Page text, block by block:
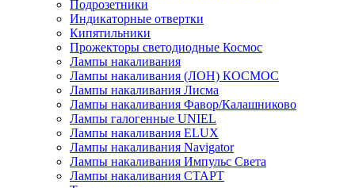
Подрозетники
Индикаторные отвертки
Кипятильники
Прожекторы светодиодные Космос
Лампы накаливания
Лампы накаливания (ЛОН) КОСМОС
Лампы накаливания Лисма
Лампы накаливания Фавор/Калашниково
Лампы галогенные UNIEL
Лампы накаливания ELUX
Лампы накаливания Navigator
Лампы накаливания Импульс Света
Лампы накаливания СТАРТ